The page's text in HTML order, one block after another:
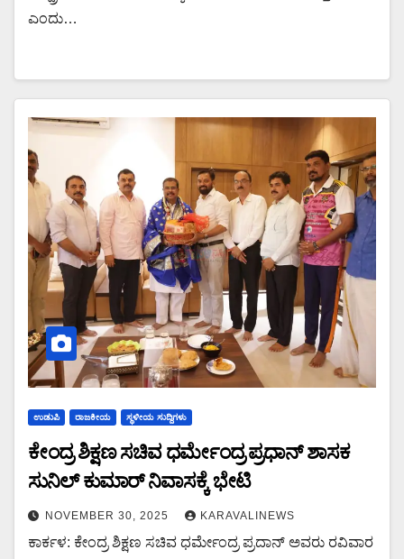
ಎಂದು…
ಉಡುಪಿ ರಾಜಕೀಯ ಸ್ಥಳೀಯ ಸುದ್ದಿಗಳು
ಕೇಂದ್ರ ಶಿಕ್ಷಣ ಸಚಿವ ಧರ್ಮೇಂದ್ರ ಪ್ರಧಾನ್ ಶಾಸಕ
ಸುನಿಲ್ ಕುಮಾರ್ ನಿವಾಸಕ್ಕೆ ಭೇಟಿ
NOVEMBER 30, 2025 KARAVALINEWS
ಕಾರ್ಕಳ: ಕೇಂದ್ರ ಶಿಕ್ಷಣ ಸಚಿವ ಧರ್ಮೇಂದ್ರ ಪ್ರದಾನ್ ಅವರು ರವಿವಾರ